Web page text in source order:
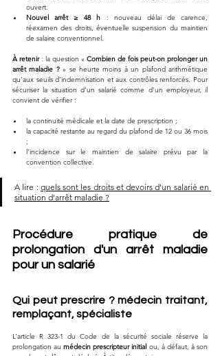
ouvert.
Nouvel arrêt ≥ 48 h : nouveau délai de carence,
réexamen des droits, éventuelle suspension du maintien
de salaire conventionnel.
À retenir : la question « Combien de fois peut-on prolonger un
arrêt maladie ? » se heurte moins à un plafond arithmétique
qu’aux seuils d’indemnisation et aux contrôles renforcés. Pour
sécuriser la situation d’un salarié comme d’un employeur, il
convient de vérifier :
la continuité médicale et la date de prescription ;
la capacité restante au regard du plafond de 12 ou 36 mois
;
l’incidence sur le maintien de salaire prévu par la
convention collective.
A lire : quels sont les droits et devoirs d'un salarié en
situation d'arrêt maladie ?
Procédure pratique de
prolongation d'un arrêt maladie
pour un salarié
Qui peut prescrire ? médecin traitant,
remplaçant, spécialiste
L’article R 323-1 du Code de la sécurité sociale réserve la
prolongation au médecin prescripteur initial ou, à défaut, à son